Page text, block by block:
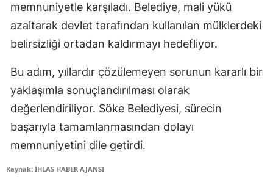
memnuniyetle karşıladı. Belediye, mali yükü
azaltarak devlet tarafından kullanılan mülklerdeki
belirsizliği ortadan kaldırmayı hedefliyor.
Bu adım, yıllardır çözülemeyen sorunun kararlı bir
yaklaşımla sonuçlandırılması olarak
değerlendiriliyor. Söke Belediyesi, sürecin
başarıyla tamamlanmasından dolayı
memnuniyetini dile getirdi.
Kaynak: İHLAS HABER AJANSI